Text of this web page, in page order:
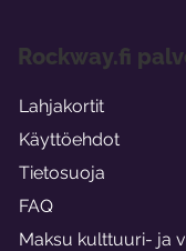
Rockway.fi
Lahjakortit
Käyttöehdot
Tietosuoja
FAQ
Maksu kulttuuri- ja